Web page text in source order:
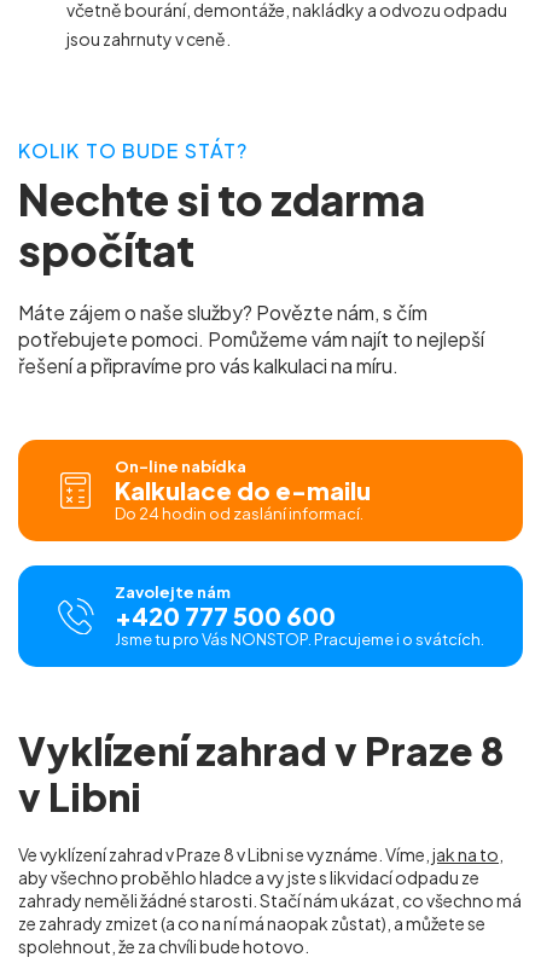
včetně bourání, demontáže, nakládky a odvozu odpadu
jsou zahrnuty v ceně.
KOLIK TO BUDE STÁT?
Nechte si to zdarma
spočítat
Máte zájem o naše služby? Povězte nám, s čím
potřebujete pomoci. Pomůžeme vám najít to nejlepší
řešení a připravíme pro vás kalkulaci na míru.
On-line nabídka
Kalkulace do e-mailu
Do 24 hodin od zaslání informací.
Zavolejte nám
+420 777 500 600
Jsme tu pro Vás NONSTOP. Pracujeme i o svátcích.
Vyklízení zahrad v Praze 8
v Libni
Ve vyklízení zahrad v Praze 8 v Libnise vyznáme. Víme, jak na to
aby všechno proběhlo hladce a vy jste s likvidací odpadu ze
zahrady neměli žádné starosti. Stačí nám ukázat, co všechno má
ze zahrady zmizet (a co na ní má naopak zůstat), a můžete se
spolehnout, že za chvíli bude hotovo.